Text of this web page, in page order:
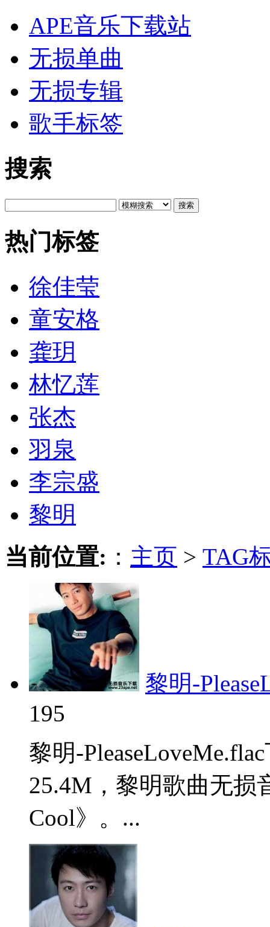
APE音乐下载站
无损单曲
无损专辑
歌手标签
搜索
搜索
热门标签
徐佳莹
童安格
龚玥
林忆莲
张杰
羽泉
李宗盛
黎明
当前位置: ： 主页 > TAG
黎明-
195
黎明-
25.4M，黎明歌曲无损
Cool》。...